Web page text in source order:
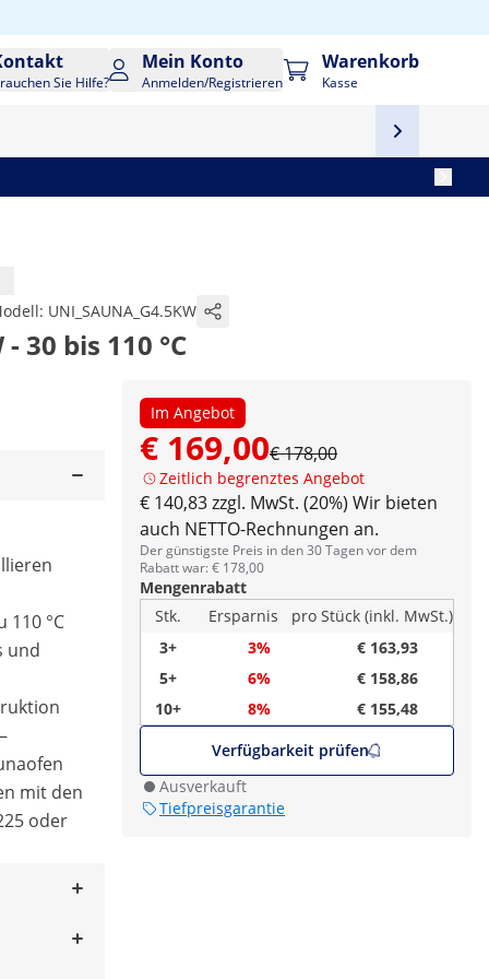
Sie Hilfe?
Mein Konto
Anmelden/Registrieren
Warenkorb
Kasse
UNI_SAUNA_G4.5KW
30 bis 110 °C
Im Angebot
€ 169,00€ 178,00
Zeitlich begrenztes Angebot
€ 140,83 zzgl. MwSt. (20%) Wir bieten
auch NETTO-Rechnungen an.
Der günstigste Preis in den 30 Tagen vor dem
Rabatt war: € 178,00
Mengenrabatt
Stk.
Ersparnis
pro Stück (inkl. MwSt.)
3+
3%
€ 163,93
5+
6%
€ 158,86
10+
8%
€ 155,48
Verfügbarkeit prüfen
Ausverkauft
Tiefpreisgarantie
110 °C
und
mit den
oder